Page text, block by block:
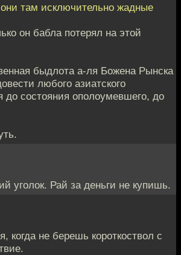
там исключительно жадные
он бабла потерял на этой
быдлота а-ля Божена Рынска
любого азиатского
до состояния ополоумевшего, до
уголок. Рай за деньги не купишь.
когда не берешь короткоствол с